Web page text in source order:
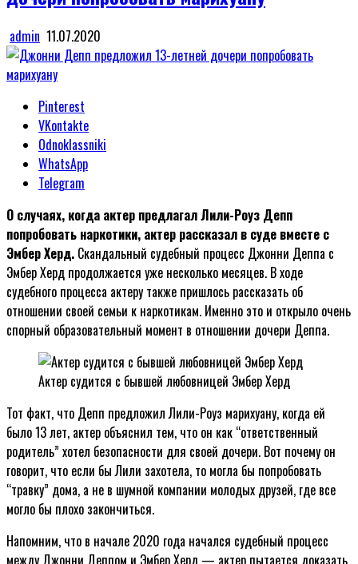
admin 11.07.2020
Pinterest
VKontakte
Odnoklassniki
WhatsApp
Telegram
О случаях, когда актер предлагал Лили-Роуз Депп
попробовать наркотики, актер рассказал в суде вместе с
Эмбер Херд. Скандальный судебный процесс Джонни Деппа с
Эмбер Херд продолжается уже несколько месяцев. В ходе
судебного процесса актеру также пришлось рассказать об
отношении своей семьи к наркотикам. Именно это и открыло очень
спорный образовательный момент в отношении дочери Деппа.
Актер судится с бывшей любовницей Эмбер Херд
Тот факт, что Депп предложил Лили-Роуз марихуану, когда ей
было 13 лет, актер объяснил тем, что он как “ответственный
родитель” хотел безопасности для своей дочери. Вот почему он
говорит, что если бы Лили захотела, то могла бы попробовать
“травку” дома, а не в шумной компании молодых друзей, где все
могло бы плохо закончиться.
Напомним, что в начале 2020 года начался судебный процесс
между Джонни Деппом и Эмбер Херд — актер пытается доказать